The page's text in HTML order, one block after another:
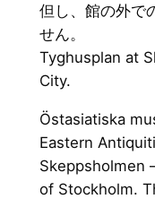
但し、館の外で
せん。
Tyghusplan at
City.
Östasiatiska
Eastern
Skeppsholmen
of Stockholm.